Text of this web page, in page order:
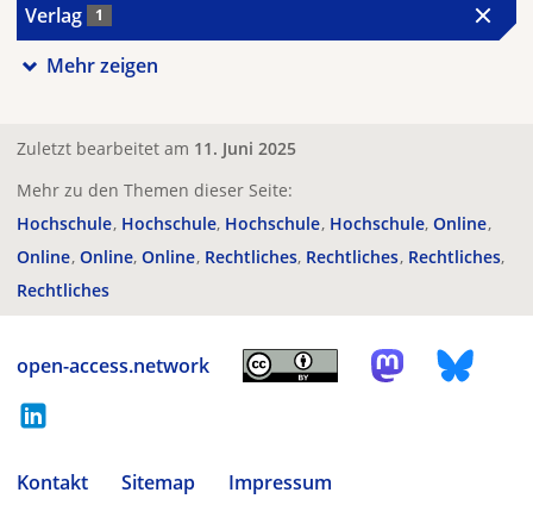
Verlag 1
Mehr zeigen
Zuletzt bearbeitet am 11. Juni 2025
Mehr zu den Themen dieser Seite:
Hochschule Hochschule Hochschule Hochschule Online
Online Online Online Rechtliches Rechtliches Rechtliches
Rechtliches
open-access.network
Kontakt Sitemap
Impressum